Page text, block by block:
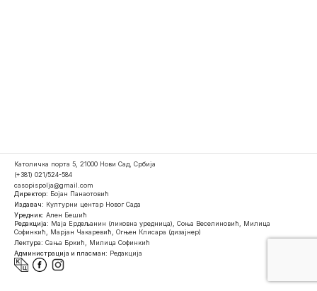
Католичка порта 5, 21000 Нови Сад, Србија
(+381) 021/524-584
casopispolja@gmail.com
Директор: Бојан Панаотовић
Издавач: Културни центар Новог Сада
Уредник: Ален Бешић
Редакција: Маја Ердељанин (ликовна уредница), Соња Веселиновић, Милица
Софинкић, Марјан Чакаревић, Огњен Клисара (дизајнер)
Лектура: Сања Бркић, Милица Софинкић
Администрација и пласман: Редакција